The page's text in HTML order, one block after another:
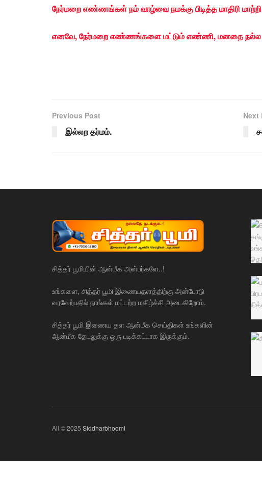
நேர்மறை எண்ணங்கள் நம் வாழ்வை நமக்கு பிடித்த மாதிரி
எனவே, நேர்மறை எண்ணங்களை மட்டும் எண்ணி, மனதை நல்ல
Previous Post
இல்லற தர்மம்.
Next
சித்தர் பூமியின் ஆன்மீக அன்பர்களே..!
உங்களை, சித்தர் பூமி இணையதளத்திற்கு அன்போடு
வரவேற்பதில் நாங்கள் மட்டற்ற மகிழ்ச்சி அடைகிறோம்.
சித்தர் பூமி இணைய தள ஆன்மீக செய்திகள் உங்களின்
ஆன்மீக தேடலுக்கு ஒரு படிக்கட்டாக இருக்கும்.
All © 2025 Siddharbhoomi